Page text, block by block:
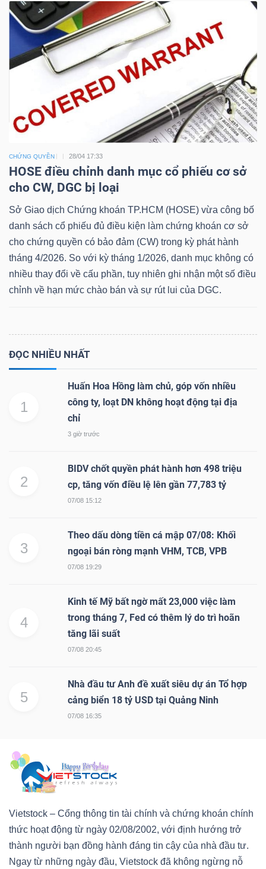
CHỨNG QUYỀN 28/04 17:33
HOSE điều chỉnh danh mục cổ phiếu cơ sở
cho CW, DGC bị loại
Sở Giao dịch Chứng khoán TP.HCM (HOSE) vừa công bố
danh sách cổ phiếu đủ điều kiện làm chứng khoán cơ sở
cho chứng quyền có bảo đảm (CW) trong kỳ phát hành
tháng 4/2026. So với kỳ tháng 1/2026, danh mục không có
nhiều thay đổi về cấu phần, tuy nhiên ghi nhận một số điều
chỉnh về hạn mức chào bán và sự rút lui của DGC.
ĐỌC NHIỀU NHẤT
1
Huấn Hoa Hồng làm chủ, góp vốn nhiều
công ty, loạt DN không hoạt động tại địa
chỉ
3 giờ trước
2
BIDV chốt quyền phát hành hơn 498 triệu
cp, tăng vốn điều lệ lên gần 77,783 tỷ
07/08 15:12
3
Theo dấu dòng tiền cá mập 07/08: Khối
ngoại bán ròng mạnh VHM, TCB, VPB
07/08 19:29
4
Kinh tế Mỹ bất ngờ mất 23,000 việc làm
trong tháng 7, Fed có thêm lý do trì hoãn
tăng lãi suất
07/08 20:45
5
Nhà đầu tư Anh đề xuất siêu dự án Tổ hợp
cảng biển 18 tỷ USD tại Quảng Ninh
07/08 16:35
Vietstock – Cổng thông tin tài chính và chứng khoán chính
thức hoạt động từ ngày 02/08/2002, với định hướng trở
thành người bạn đồng hành đáng tin cậy của nhà đầu tư.
Ngay từ những ngày đầu, Vietstock đã không ngừng nỗ